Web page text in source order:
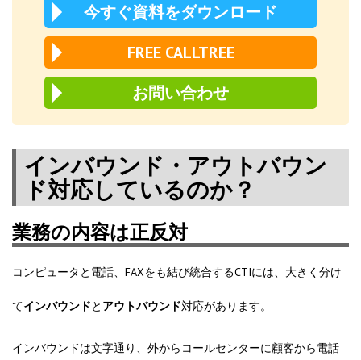
今すぐ資料をダウンロード
FREE CALLTREE
お問い合わせ
インバウンド・アウトバウン
ド対応しているのか？
業務の内容は正反対
コンピュータと電話、FAXをも結び統合するCTIには、大きく分け
てインバウンドと アウトバウンド対応があります。
インバウンドは文字通り、外からコールセンターに顧客から電話